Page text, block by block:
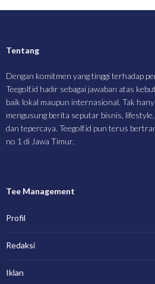
Tentang
Dengan komitmen yang tinggi terhadap
Teegolf.id hadir sebagai jawaban atas
baik lokal maupun internasional. Tak
mengusung berita seputar bisnis,
dan tepercaya. Teegolf.id pun terus
no 1 di Jawa Timur.
Tee Management
Profil
Redaksi
Iklan